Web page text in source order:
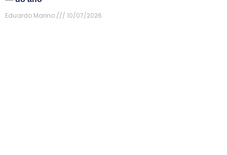
Eduardo Marino
10/07/2026